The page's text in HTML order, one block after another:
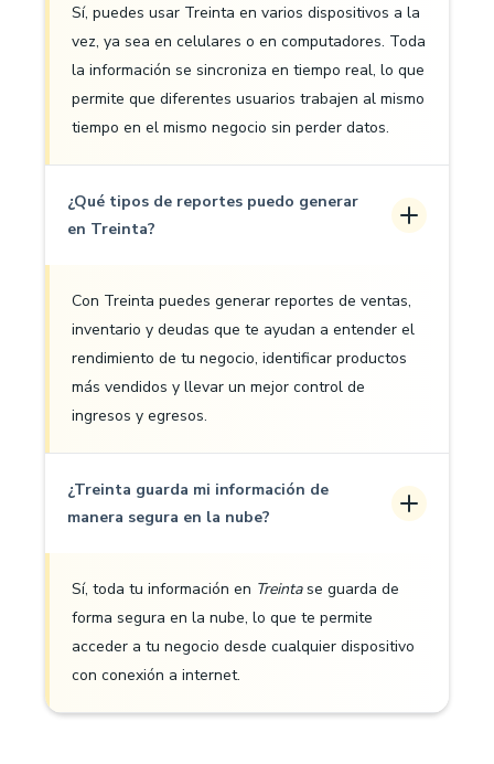
Sí, puedes usar Treinta en varios dispositivos a la
vez, ya sea en celulares o en computadores. Toda
la información se sincroniza en tiempo real, lo que
permite que diferentes usuarios trabajen al mismo
tiempo en el mismo negocio sin perder datos.
¿Qué tipos de reportes puedo generar
en Treinta?
Con Treinta puedes generar reportes de ventas,
inventario y deudas que te ayudan a entender el
rendimiento de tu negocio, identificar productos
más vendidos y llevar un mejor control de
ingresos y egresos.
¿Treinta guarda mi información de
manera segura en la nube?
Sí, toda tu información en Treintase guarda de
forma segura en la nube, lo que te permite
acceder a tu negocio desde cualquier dispositivo
con conexión a internet.